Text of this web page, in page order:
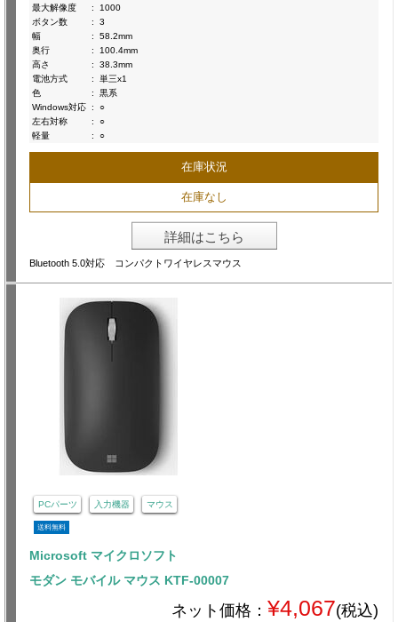
最大解像度
:
1000
ボタン数
:
3
幅
:
58.2mm
奥行
:
100.4mm
高さ
:
38.3mm
電池方式
:
単三x1
色
:
黒系
Windows対応 :
○
左右対称
:
○
軽量
: ○
在庫状況
在庫なし
詳細はこちら
Bluetooth 5.0対応 コンパクトワイヤレスマウス
PCパーツ 入力機器 マウス
送料無料
Microsoft マイクロソフト
モダン モバイル マウス KTF-00007
ネット価格： ¥4,067(税込)